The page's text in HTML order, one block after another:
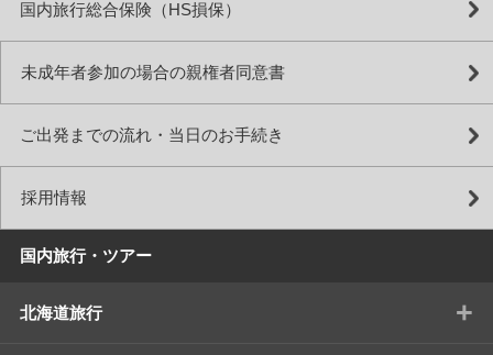
国内旅行総合保険（HS損保）
未成年者参加の場合の親権者同意書
ご出発までの流れ・当日のお手続き
採用情報
国内旅行・ツアー
北海道旅行 +